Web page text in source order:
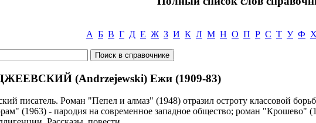
А Б В Г Д Е Ж З И К Л М Н О П Р С Т У Ф Х
(Andrzejewski) Ежи (1909-83)
писатель. Роман "Пепел и алмаз" (1948) отразил остроту классовой
(1963) - пародия на современное западное общество; роман "Крошево"